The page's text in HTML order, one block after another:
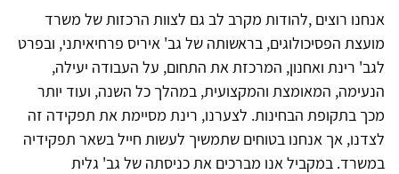
אנחנו רוצים ,להודות מקרב לב גם לצוות הרכזות של משרד
מועצת הפסיכולוגים, בראשותה של גב' איריס פרחיאיתני, ובפרט
לגב' רינת ואחנון, המרכזת את התחום, על העבודה יעילה,
הנעימה, המאומצת והמקצועית, במהלך כל השנה, ועוד יותר
מכך בתקופת הבחינות. לצערנו, רינת מסיימת את תפקידה זה
לצדנו, אך אנחנו בטוחים שתמשיך לעשות חייל בשאר תפקידיה
במשרד. במקביל אנו מברכים את כניסתה של גב' גלית